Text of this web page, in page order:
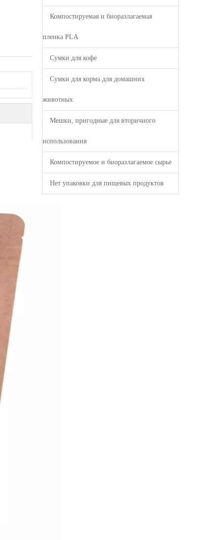
Компостируемая и биоразлагаемая
пленка PLA
Сумки для кофе
Сумки для корма для домашних
животных
Мешки, пригодные для вторичного
использования
Компостируемое и биоразлагаемое сырье
Нет упаковки для пищевых продуктов